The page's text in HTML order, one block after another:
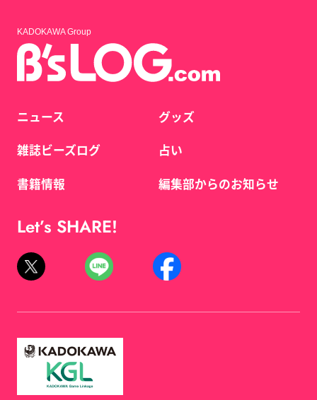
KADOKAWA Group
ニュース
雑誌ビーズログ
書籍情報
グッズ
占い
編集部からのお知らせ
Let’s SHARE!